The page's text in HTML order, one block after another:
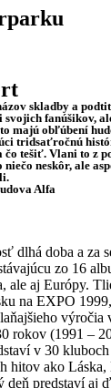
skladby a
fanúšikov,
majú obľúbení
tridsaťročnú
tešiť. Vlani to z
niečo neskôr, ale
Alfa
dlhá doba a za
zo 16
ale aj Európy.
na EXPO
výročia
rokov (1991 –
v 30
hitov ako
predstaví aj